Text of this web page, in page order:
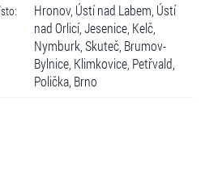
Hronov, Ústí nad Labem, Ústí
nad Orlicí, Jesenice, Kelč,
Nymburk, Skuteč, Brumov-
Bylnice, Klimkovice, Petřvald,
Polička, Brno